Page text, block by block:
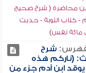
محاضرة ( شرح صحيح
كتاب التوبة - حديث
مائة نفس)
شرح
(ناركم هذه
يوقد ابن آدم جزء من